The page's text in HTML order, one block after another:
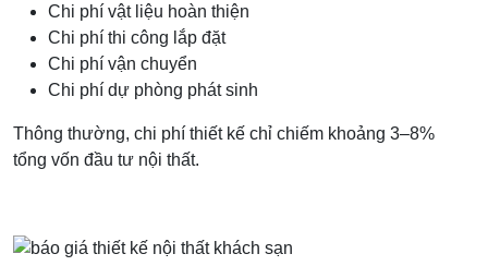
Chi phí vật liệu hoàn thiện
Chi phí thi công lắp đặt
Chi phí vận chuyển
Chi phí dự phòng phát sinh
Thông thường, chi phí thiết kế chỉ chiếm khoảng 3–8%
tổng vốn đầu tư nội thất.